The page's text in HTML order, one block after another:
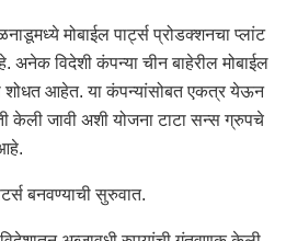
मोबाईल पार्ट्स प्रोडक्शनचा प्लांट
विदेशी कंपन्या चीन बाहेरील मोबाईल
शोधत आहेत. या कंपन्यांसोबत एकत्र येऊन
केली जावी अशी योजना टाटा सन्स ग्रुपचे
बनवण्याची सुरुवात.